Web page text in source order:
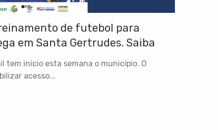
de futebol para
em Santa Gertrudes. Saiba
tem início esta semana o município. O
acesso...